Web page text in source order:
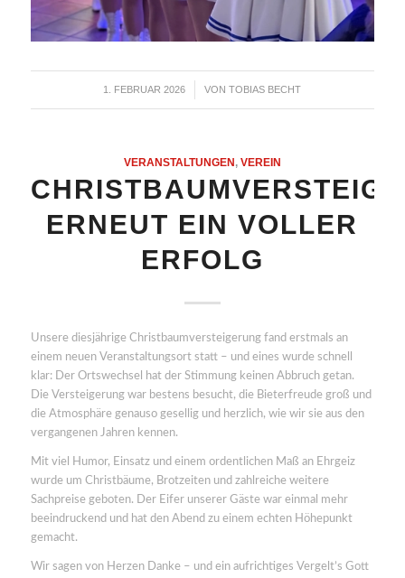
1. FEBRUAR 2026
/ VONTOBIAS BECHT
VERANSTALTUNGEN VEREIN
ERNEUT EIN VOLLER
ERFOLG
Unsere diesjährige Christbaumversteigerung fand erstmals an
einem neuen Veranstaltungsort statt – und eines wurde schnell
klar: Der Ortswechsel hat der Stimmung keinen Abbruch getan.
Die Versteigerung war bestens besucht, die Bieterfreude groß und
die Atmosphäre genauso gesellig und herzlich, wie wir sie aus den
vergangenen Jahren kennen.
Mit viel Humor, Einsatz und einem ordentlichen Maß an Ehrgeiz
wurde um Christbäume, Brotzeiten und zahlreiche weitere
Sachpreise geboten. Der Eifer unserer Gäste war einmal mehr
beeindruckend und hat den Abend zu einem echten Höhepunkt
gemacht.
Wir sagen von Herzen Danke – und ein aufrichtiges Vergelt’s Gott